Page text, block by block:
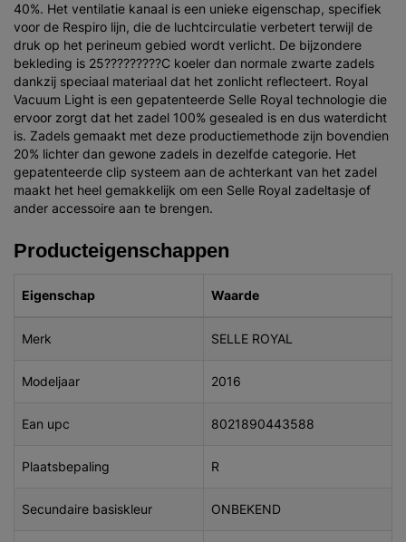
40%. Het ventilatie kanaal is een unieke eigenschap, specifiek
voor de Respiro lijn, die de luchtcirculatie verbetert terwijl de
druk op het perineum gebied wordt verlicht. De bijzondere
bekleding is 25?????????C koeler dan normale zwarte zadels
dankzij speciaal materiaal dat het zonlicht reflecteert. Royal
Vacuum Light is een gepatenteerde Selle Royal technologie die
ervoor zorgt dat het zadel 100% gesealed is en dus waterdicht
is. Zadels gemaakt met deze productiemethode zijn bovendien
20% lichter dan gewone zadels in dezelfde categorie. Het
gepatenteerde clip systeem aan de achterkant van het zadel
maakt het heel gemakkelijk om een Selle Royal zadeltasje of
ander accessoire aan te brengen.
Producteigenschappen
Eigenschap Waarde
Merk SELLE ROYAL
Modeljaar 2016
Ean upc 8021890443588
Plaatsbepaling R
Secundaire basiskleur ONBEKEND